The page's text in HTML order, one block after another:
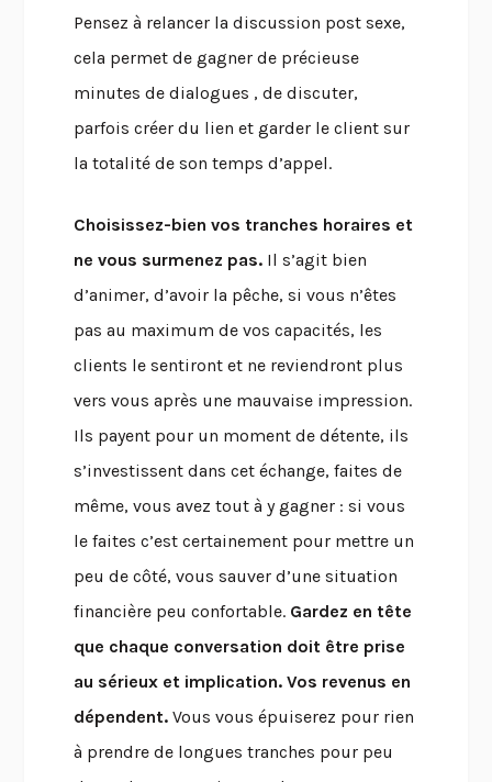
Pensez à relancer la discussion post sexe,
cela permet de gagner de précieuse
minutes de dialogues , de discuter,
parfois créer du lien et garder le client sur
la totalité de son temps d’appel.
Choisissez-bien vos tranches horaires et
ne vous surmenez pas. Il s’agit bien
d’animer, d’avoir la pêche, si vous n’êtes
pas au maximum de vos capacités, les
clients le sentiront et ne reviendront plus
vers vous après une mauvaise impression.
Ils payent pour un moment de détente, ils
s’investissent dans cet échange, faites de
même, vous avez tout à y gagner : si vous
le faites c’est certainement pour mettre un
peu de côté, vous sauver d’une situation
financière peu confortable. Gardez en tête
que chaque conversation doit être prise
au sérieux et implication. Vos revenus en
dépendent. Vous vous épuiserez pour rien
à prendre de longues tranches pour peu